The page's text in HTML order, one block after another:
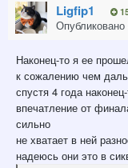
Ligfip1
Опубликовано
Наконец-то я ее
к сожалению чем
спустя 4 года
впечатление от
сильно
не хватает в ней
надеюсь они это в